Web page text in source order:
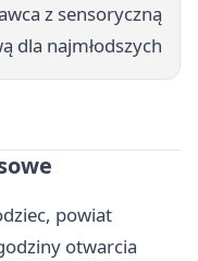
z sensoryczną
dla najmłodszych
powiat
otwarcia